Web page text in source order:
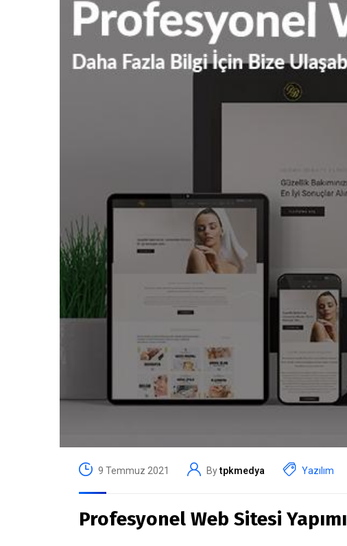
9 Temmuz 2021 Bytpkmedya Yazılım
Profesyonel Web Sitesi Yapımı